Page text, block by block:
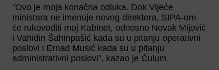
“Ovo je moja konačna odluka. Dok Vijeće
ministara ne imenuje novog direktora, SIPA-om
će rukovoditi moj Kabinet, odnosno Novak Mijović
i Vahidin Šahinpašić kada su u pitanju operativni
poslovi i Ernad Musić kada su u pitanju
administrativni poslovi”, kazao je Ćulum.